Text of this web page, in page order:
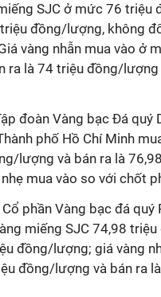
SJC ở mức 76 triệu
đồng/lượng, không
vàng nhẫn mua vào ở
ra là 74 triệu đồng/lượng
đoàn Vàng bạc Đá quý
phố Hồ Chí Minh
lượng và bán ra là
mua vào so với chốt
phần Vàng bạc đá quý
miếng SJC 74,98
đồng/lượng; giá vàng
đồng/lượng và bán ra